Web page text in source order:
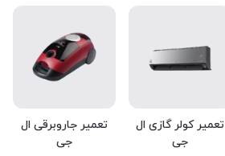
تعمیر کولر گازی ال
جی
تعمیر جاروبرقی ال
جی